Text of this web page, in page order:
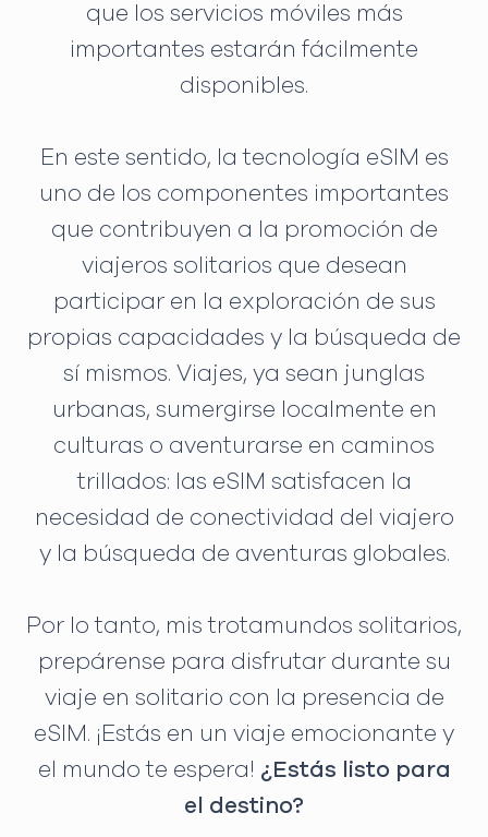
que los servicios móviles más
importantes estarán fácilmente
disponibles.
En este sentido, la tecnología eSIM es
uno de los componentes importantes
que contribuyen a la promoción de
viajeros solitarios que desean
participar en la exploración de sus
propias capacidades y la búsqueda de
sí mismos. Viajes, ya sean junglas
urbanas, sumergirse localmente en
culturas o aventurarse en caminos
trillados: las eSIM satisfacen la
necesidad de conectividad del viajero
y la búsqueda de aventuras globales.
Por lo tanto, mis trotamundos solitarios,
prepárense para disfrutar durante su
viaje en solitario con la presencia de
eSIM. ¡Estás en un viaje emocionante y
el mundo te espera! ¿Estás listo para
el destino?